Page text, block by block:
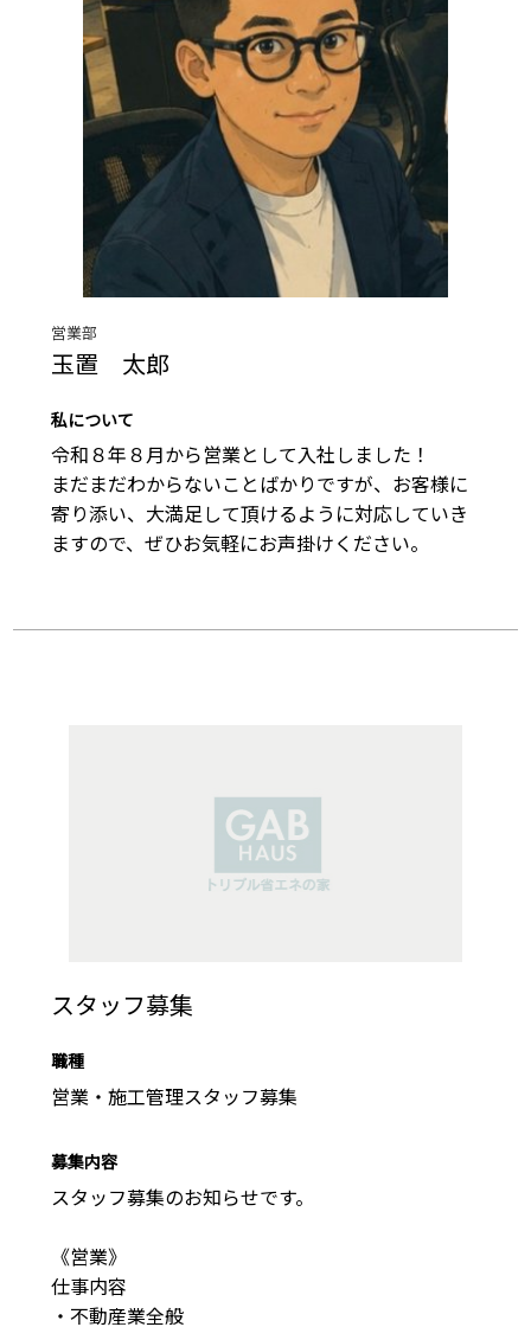
営業部
玉置 太郎
私について
令和８年８月から営業として入社しました！
まだまだわからないことばかりですが、お客様に
寄り添い、大満足して頂けるように対応していき
ますので、ぜひお気軽にお声掛けください。
スタッフ募集
職種
営業・施工管理スタッフ募集
募集内容
スタッフ募集のお知らせです。
《営業》
仕事内容
・不動産業全般